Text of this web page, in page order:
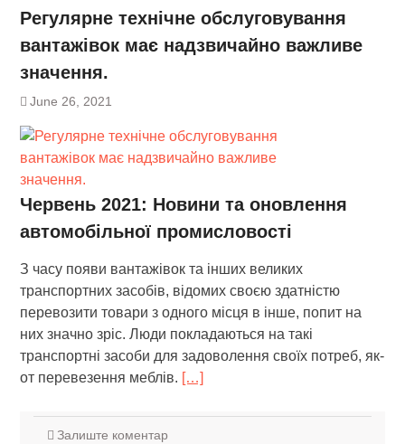
Регулярне технічне обслуговування
вантажівок має надзвичайно важливе
значення.
June 26, 2021
Червень 2021: Новини та оновлення
автомобільної промисловості
З часу появи вантажівок та інших великих
транспортних засобів, відомих своєю здатністю
перевозити товари з одного місця в інше, попит на
них значно зріс. Люди покладаються на такі
транспортні засоби для задоволення своїх потреб, як-
от перевезення меблів. […]
Залиште коментар